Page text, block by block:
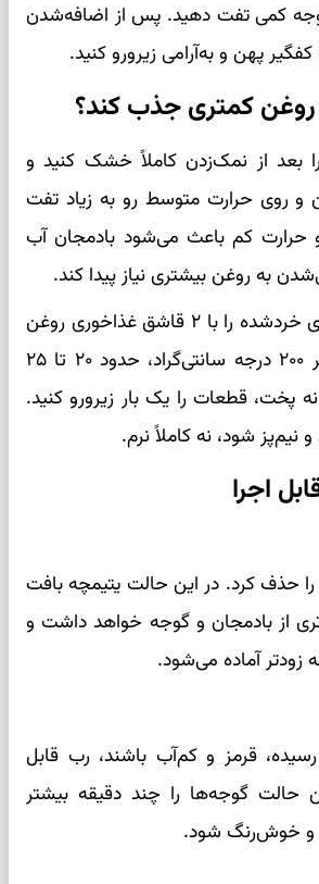
کمی تفت دهید. پس از اضافه‌شدن
کفگیر پهن و به‌آرامی زیرورو کنید.
کمتری جذب کند؟
بعد از نمک‌زدن کاملاً خشک کنید و
و روی حرارت متوسط رو به زیاد تفت
حرارت کم باعث می‌شود بادمجان آب
به روغن بیشتری نیاز پیدا کند.
می‌توان بادمجان‌های خردشده را با ۲ قاشق غذاخوری روغن
مخلوط کرد و در فر ۲۰۰ درجه سانتی‌گراد، حدود ۲۰ تا ۲۵
پخت، قطعات را یک بار زیرورو کنید.
نیم‌پز شود، نه کاملاً نرم.
اجرا
حذف کرد. در این حالت یتیمچه بافت
از بادمجان و گوجه خواهد داشت و
قرمز و کم‌آب باشند، رب قابل
گوجه‌ها را چند دقیقه بیشتر
و خوش‌رنگ شود.